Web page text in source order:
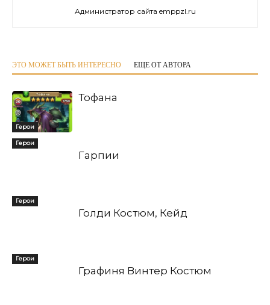
Администратор сайта emppzl.ru
ЭТО МОЖЕТ БЫТЬ ИНТЕРЕСНО ЕЩЕ ОТ АВТОРА
Герои
Тофана
Герои
Гарпии
Герои
Голди Костюм, Кейд
Герои
Графиня Винтер Костюм